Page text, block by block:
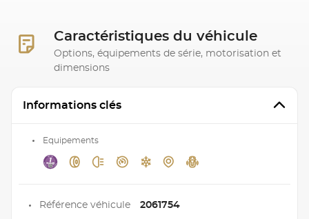
Caractéristiques du véhicule
Options, équipements de série, motorisation et
dimensions
Informations clés
Equipements
Référence véhicule 2061754